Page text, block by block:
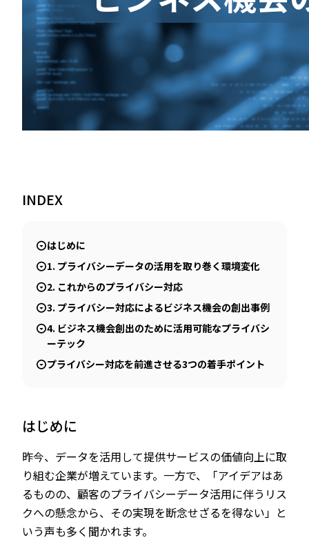
INDEX
はじめに
1. プライバシーデータの活用を取り巻く環境変化
2. これからのプライバシー対応
3. プライバシー対応によるビジネス機会の創出事例
4. ビジネス機会創出のために活用可能なプライバシ
ーテック
プライバシー対応を前進させる3つの着手ポイント
はじめに
昨今、データを活用して提供サービスの価値向上に取
り組む企業が増えています。一方で、「アイデアはあ
るものの、顧客のプライバシーデータ活用に伴うリス
クへの懸念から、その実現を断念せざるを得ない」と
いう声も多く聞かれます。